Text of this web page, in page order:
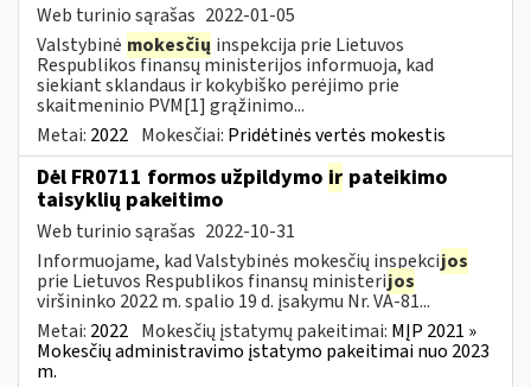
Web turinio sąrašas 2022-01-05
Valstybinė mokesčių inspekcija prie Lietuvos
Respublikos finansų ministerijos informuoja, kad
siekiant sklandaus ir kokybiško perėjimo prie
skaitmeninio PVM[1] grąžinimo...
Metai: 2022 Mokesčiai: Pridėtinės vertės mokestis
Dėl FR0711 formos užpildymo ir pateikimo
taisyklių pakeitimo
Web turinio sąrašas 2022-10-31
Informuojame, kad Valstybinės mokesčių inspekcijos
prie Lietuvos Respublikos finansų ministerijos
viršininko 2022 m. spalio 19 d. įsakymu Nr. VA-81...
Metai: 2022 Mokesčių įstatymų pakeitimai: MĮP 2021 »
Mokesčių administravimo įstatymo pakeitimai nuo 2023
m.